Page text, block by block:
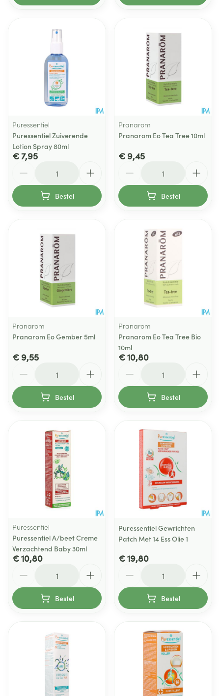
Puressentiel
Puressentiel Zuiverende
Lotion Spray 80ml
€ 7,95
Bestel
Pranarom
Pranarom Eo Tea Tree 10ml
€ 9,45
Bestel
Pranarom
Pranarom Eo Gember 5ml
€ 9,55
Bestel
Pranarom
Pranarom Eo Tea Tree Bio
10ml
€ 10,80
Bestel
Puressentiel
Puressentiel A/beet Creme
Verzachtend Baby 30ml
€ 10,80
Bestel
Puressentiel Gewrichten
Patch Met 14 Ess Olie 1
€ 19,80
Bestel